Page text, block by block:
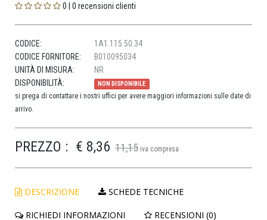
0 | 0 recensioni clienti
CODICE:
1A1.115.50.34
CODICE FORNITORE:
B010095034
UNITÀ DI MISURA:
NR
DISPONIBILITÀ:
NON DISPONIBILE
si prega di contattare i nostri uffici per avere maggiori informazioni sulle date di
arrivo.
PREZZO : € 8,36 11,15 iva compresa
DESCRIZIONE SCHEDE TECNICHE
RICHIEDI INFORMAZIONI RECENSIONI (0)